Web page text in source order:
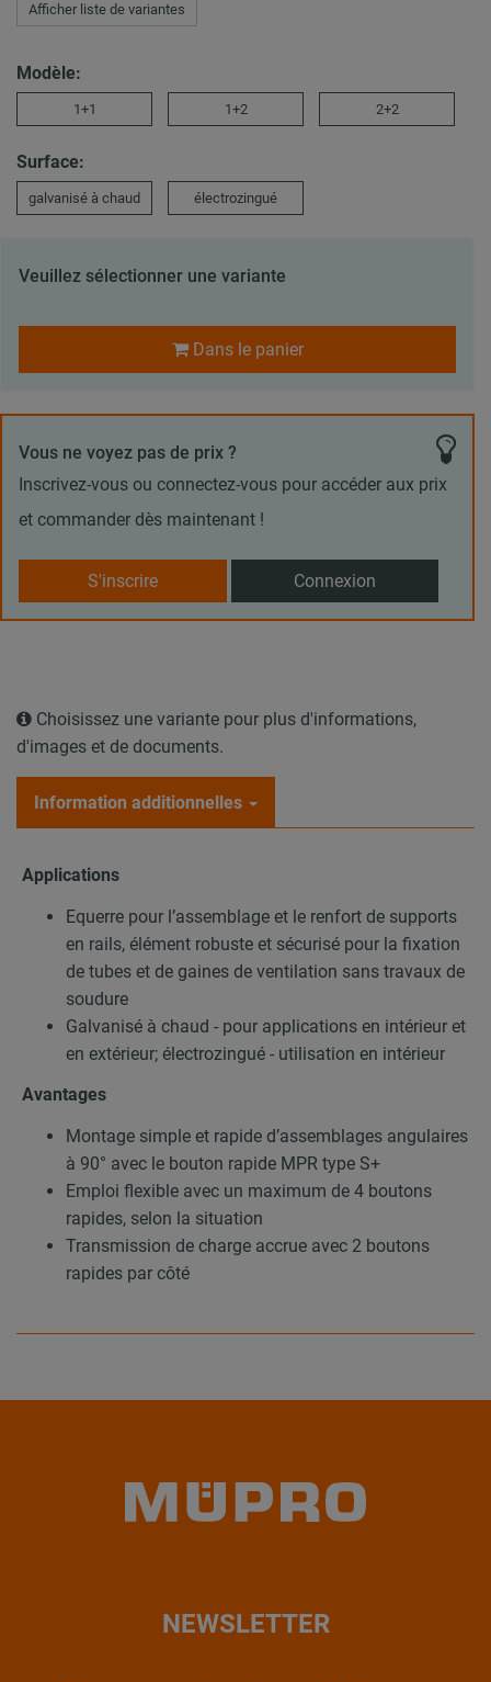
Afficher liste de variantes
Modèle:
1+1 1+2 2+2
Surface:
galvanisé à chaud électrozingué
Veuillez sélectionner une variante
Dans le panier
Vous ne voyez pas de prix ?
Inscrivez-vous ou connectez-vous pour accéder aux prix
et commander dès maintenant !
S'inscrire Connexion
Choisissez une variante pour plus d'informations,
d'images et de documents.
Information additionnelles
Applications
Equerre pour l’assemblage et le renfort de supports
en rails, élément robuste et sécurisé pour la fixation
de tubes et de gaines de ventilation sans travaux de
soudure
Galvanisé à chaud - pour applications en intérieur et
en extérieur; électrozingué - utilisation en intérieur
Avantages
Montage simple et rapide d’assemblages angulaires
à 90° avec le bouton rapide MPR type S+
Emploi flexible avec un maximum de 4 boutons
rapides, selon la situation
Transmission de charge accrue avec 2 boutons
rapides par côté
NEWSLETTER